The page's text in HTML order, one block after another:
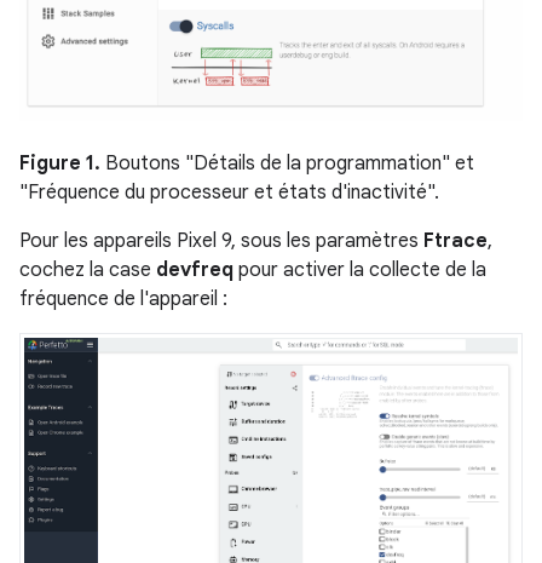
Figure 1. Boutons "Détails de la programmation" et
"Fréquence du processeur et états d'inactivité".
Pour les appareils Pixel 9, sous les paramètres Ftrace,
cochez la case devfreq pour activer la collecte de la
fréquence de l'appareil :